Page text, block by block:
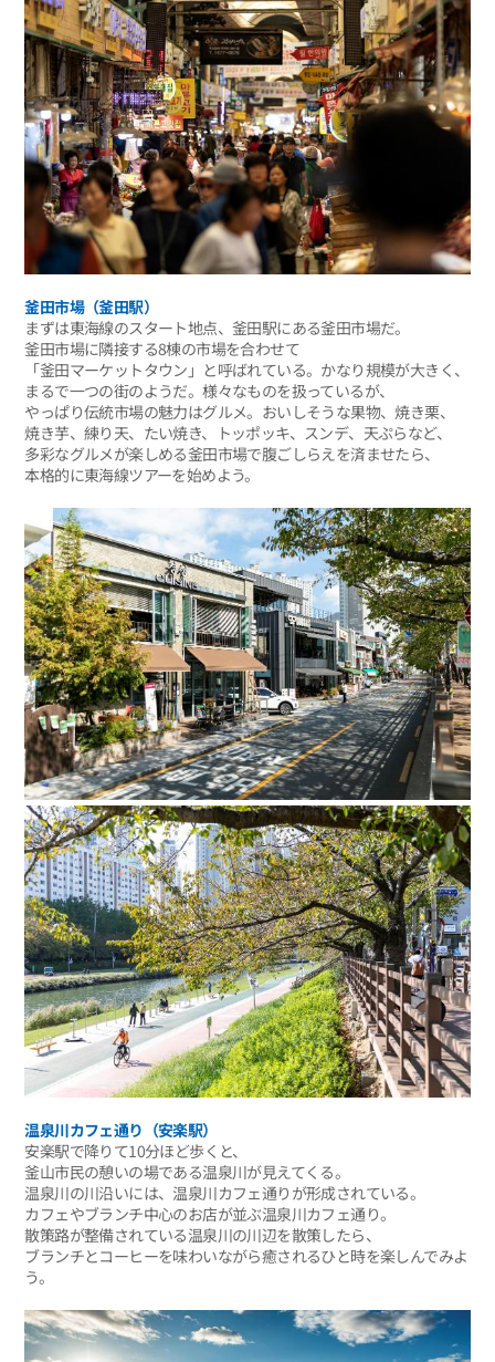
釜田市場（釜田駅）
まずは東海線のスタート地点、釜田駅にある釜田市場だ。
釜田市場に隣接する8棟の市場を合わせて
「釜田マーケットタウン」と呼ばれている。かなり規模が大きく、
まるで一つの街のようだ。様々なものを扱っているが、
やっぱり伝統市場の魅力はグルメ。おいしそうな果物、焼き栗、
焼き芋、練り天、たい焼き、トッポッキ、スンデ、天ぷらなど、
多彩なグルメが楽しめる釜田市場で腹ごしらえを済ませたら、
本格的に東海線ツアーを始めよう。
温泉川カフェ通り（安楽駅）
安楽駅で降りて10分ほど歩くと、
釜山市民の憩いの場である温泉川が見えてくる。
温泉川の川沿いには、温泉川カフェ通りが形成されている。
カフェやブランチ中心のお店が並ぶ温泉川カフェ通り。
散策路が整備されている温泉川の川辺を散策したら、
ブランチとコーヒーを味わいながら癒されるひと時を楽しんでみよ
う。